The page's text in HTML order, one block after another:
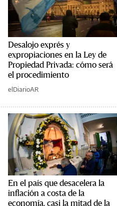
Desalojo exprés y
expropiaciones en la Ley de
Propiedad Privada: cómo será
el procedimiento
elDiarioAR
En el país que desacelera la
inflación a costa de la
economía, casi la mitad de la